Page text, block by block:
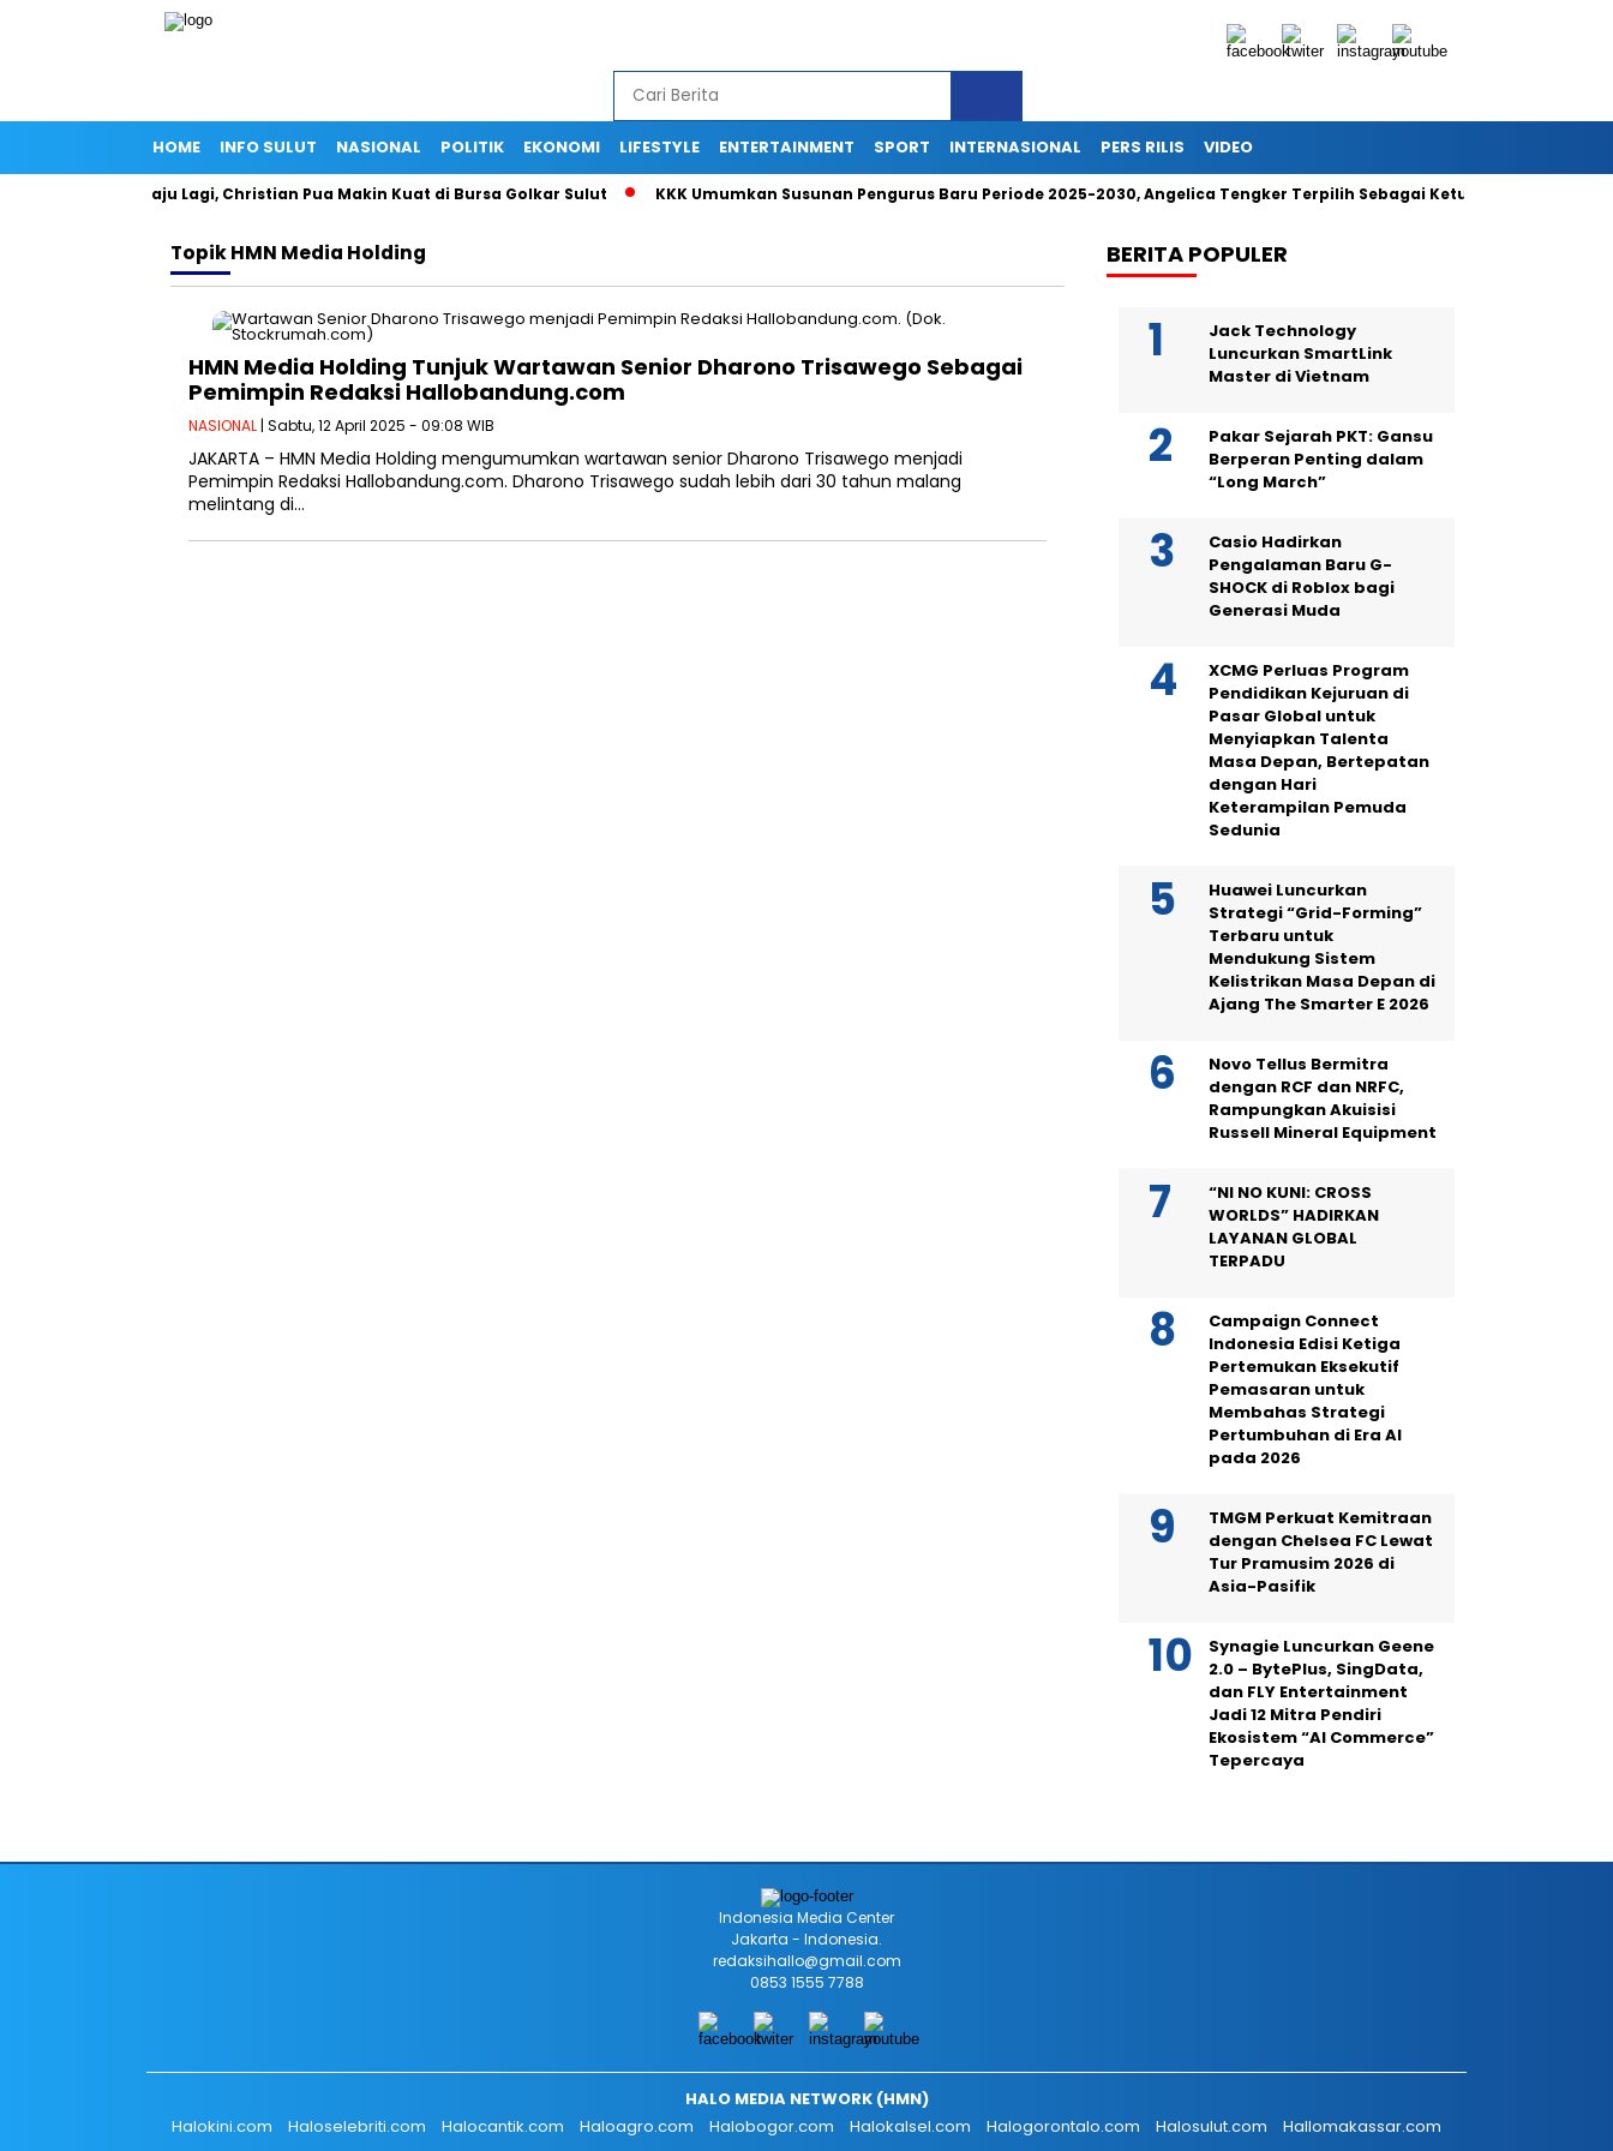
HOME INFO SULUT NASIONAL POLITIK EKONOMI LIFESTYLE ENTERTAINMENT SPORT INTERNASIONAL PERS RILIS VIDEO
Gagal Maju Lagi, Christian Pua Makin Kuat di Bursa Golkar Sulut KKK Umumkan Susunan Pengurus Baru Periode 2025-2030, Angelica Tengker Terpilih Sebagai Ketua Umum
TopikHMN Media Holding
HMN Media Holding Tunjuk Wartawan Senior Dharono Trisawego Sebagai
Pemimpin Redaksi Hallobandung.com
NASIONAL | Sabtu, 12 April 2025 - 09:08 WIB
JAKARTA – HMN Media Holding mengumumkan wartawan senior Dharono Trisawego menjadi
Pemimpin Redaksi Hallobandung.com. Dharono Trisawego sudah lebih dari 30 tahun malang
melintang di…
BERITA POPULER
Jack Technology
Luncurkan SmartLink
Master di Vietnam
Pakar Sejarah PKT: Gansu
Berperan Penting dalam
“Long March”
Casio Hadirkan
Pengalaman Baru G-
SHOCK di Roblox bagi
Generasi Muda
XCMG Perluas Program
Pendidikan Kejuruan di
Pasar Global untuk
Menyiapkan Talenta
Masa Depan, Bertepatan
dengan Hari
Keterampilan Pemuda
Sedunia
Huawei Luncurkan
Strategi “Grid-Forming”
Terbaru untuk
Mendukung Sistem
Kelistrikan Masa Depan di
Ajang The Smarter E 2026
Novo Tellus Bermitra
dengan RCF dan NRFC,
Rampungkan Akuisisi
Russell Mineral Equipment
“NI NO KUNI: CROSS
WORLDS” HADIRKAN
LAYANAN GLOBAL
TERPADU
Campaign Connect
Indonesia Edisi Ketiga
Pertemukan Eksekutif
Pemasaran untuk
Membahas Strategi
Pertumbuhan di Era AI
pada 2026
TMGM Perkuat Kemitraan
dengan Chelsea FC Lewat
Tur Pramusim 2026 di
Asia-Pasifik
Synagie Luncurkan Geene
2.0 – BytePlus, SingData,
dan FLY Entertainment
Jadi 12 Mitra Pendiri
Ekosistem “AI Commerce”
Tepercaya
Indonesia Media Center
Jakarta - Indonesia.
redaksihallo@gmail.com
0853 1555 7788
HALO MEDIA NETWORK (HMN)
Halokini.com
Haloselebriti.com Halocantik.com Haloagro.com Halobogor.com Halokalsel.com Halogorontalo.com Halosulut.com Hallomakassar.com